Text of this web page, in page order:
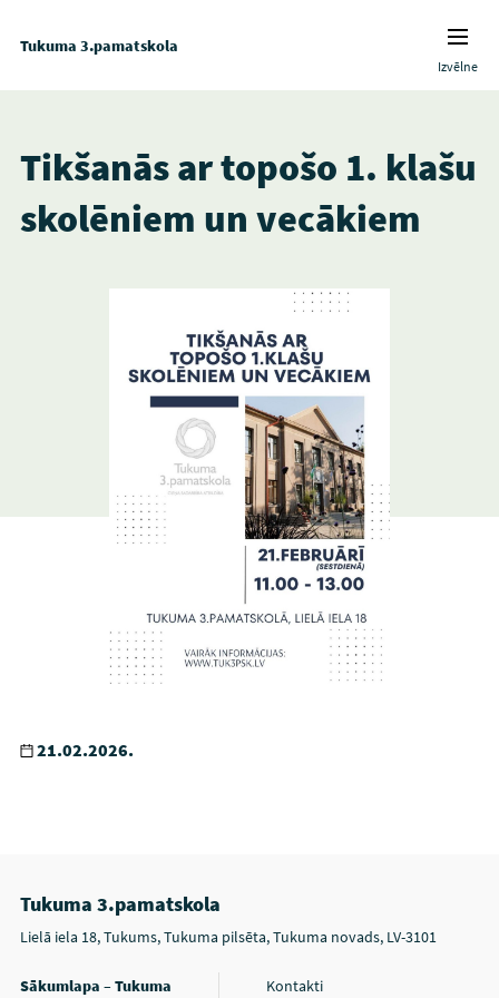
Tukuma 3.pamatskola
Izvēlne
Tikšanās ar topošo 1. klašu
skolēniem un vecākiem
21.02.2026.
Tukuma 3.pamatskola
Lielā iela 18, Tukums, Tukuma pilsēta, Tukuma novads, LV-3101
Sākumlapa – Tukuma Kontakti